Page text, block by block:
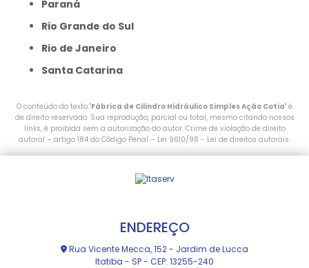
Paraná
Rio Grande do Sul
Rio de Janeiro
Santa Catarina
O conteúdo do texto "Fábrica de Cilindro Hidráulico Simples Ação Cotia" é
de direito reservado. Sua reprodução, parcial ou total, mesmo citando nossos
links, é proibida sem a autorização do autor. Crime de violação de direito
autoral – artigo 184 do Código Penal – Lei 9610/98 - Lei de direitos autorais.
ENDEREÇO
Rua Vicente Mecca, 152 - Jardim de Lucca
Itatiba - SP - CEP: 13255-240